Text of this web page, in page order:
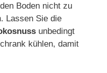
Boden nicht zu
Lassen Sie die
unbedingt
kühlen, damit